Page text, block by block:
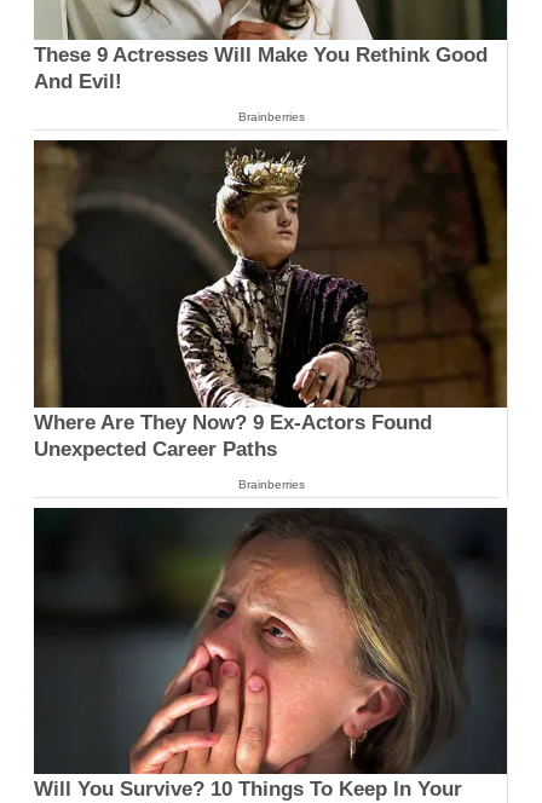
These 9 Actresses Will Make You Rethink Good
And Evil!
Brainberries
Where Are They Now? 9 Ex-Actors Found
Unexpected Career Paths
Brainberries
Will You Survive? 10 Things To Keep In Your